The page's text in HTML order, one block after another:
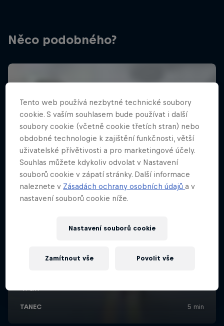
Něco podobného?
Tento web používá nezbytné technické soubory
cookie. S vaším souhlasem bude používat i další
soubory cookie (včetně cookie třetích stran) nebo
obdobné technologie k zajištění funkčnosti, větší
uživatelské přívětivosti a pro marketingové účely.
Souhlas můžete kdykoliv odvolat v Nastavení
souborů cookie v zápatí stránky. Další informace
naleznete v Zásadách ochrany osobních údajůa v
nastavení souborů cookie níže.
Nastavení souborů cookie
Zamítnout vše Povolit vše